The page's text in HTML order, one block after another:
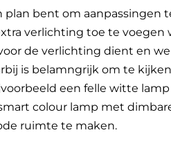
plan bent om aanpassingen
verlichting toe te voegen
de verlichting dient en
is belamngrijk om te
een felle witte
colour lamp met
ruimte te maken.